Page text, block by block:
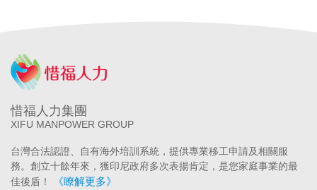
惜福人力集團
XIFU MANPOWER GROUP
台灣合法認證、自有海外培訓系統，提供專業移工申請及相關服
務。創立十餘年來，獲印尼政府多次表揚肯定，是您家庭事業的最
佳後盾！
《瞭解更多》